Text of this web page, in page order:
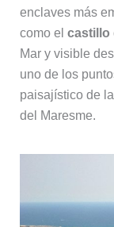
enclaves más
como el castillo
Mar y visible
uno de los
paisajístico de
del Maresme.